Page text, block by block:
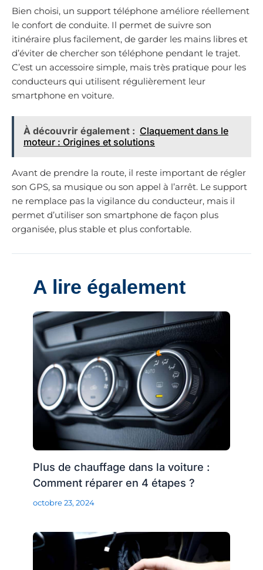
Bien choisi, un support téléphone améliore réellement
le confort de conduite. Il permet de suivre son
itinéraire plus facilement, de garder les mains libres et
d’éviter de chercher son téléphone pendant le trajet.
C’est un accessoire simple, mais très pratique pour les
conducteurs qui utilisent régulièrement leur
smartphone en voiture.
À découvrir également : Claquement dans le
moteur : Origines et solutions
Avant de prendre la route, il reste important de régler
son GPS, sa musique ou son appel à l’arrêt. Le support
ne remplace pas la vigilance du conducteur, mais il
permet d’utiliser son smartphone de façon plus
organisée, plus stable et plus confortable.
A lire également
Plus de chauffage dans la voiture :
Comment réparer en 4 étapes ?
octobre 23, 2024